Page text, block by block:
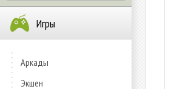
Игры
Аркады
Экшен